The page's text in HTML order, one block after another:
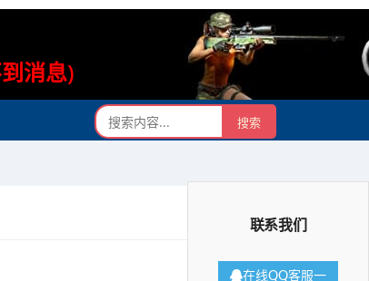
消息)
联系我们
在线QQ客服一